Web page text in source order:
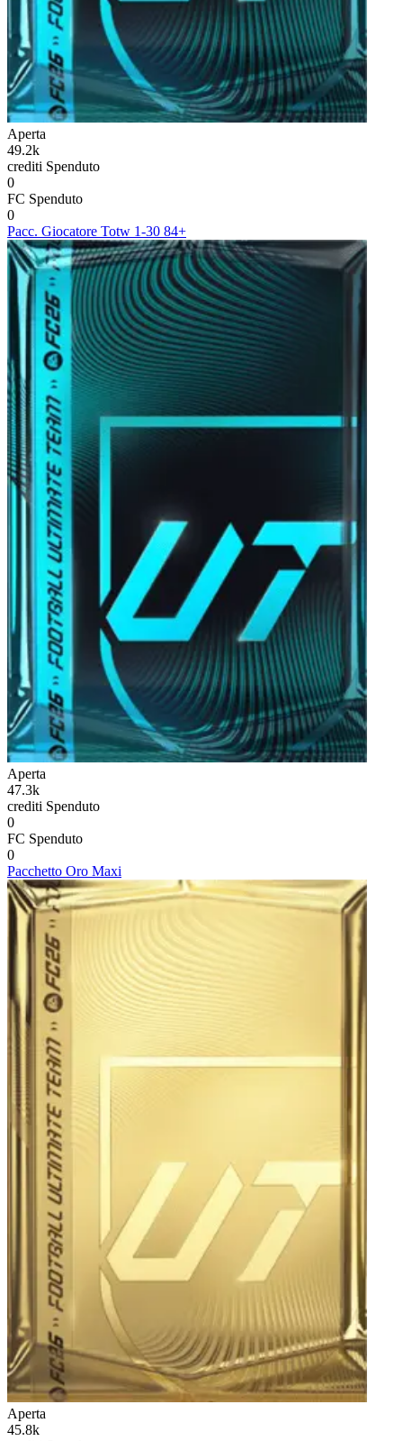
Aperta
49.2k
crediti Spenduto
0
FC Spenduto
0
Pacc. Giocatore Totw 1-30 84+
Aperta
47.3k
crediti Spenduto
0
FC Spenduto
0
Pacchetto Oro Maxi
Aperta
45.8k